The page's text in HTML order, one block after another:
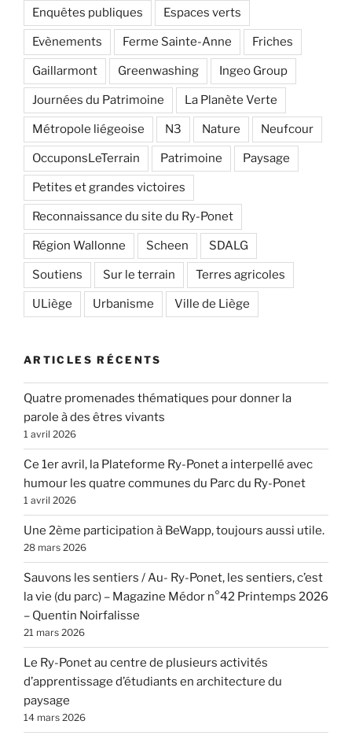
Enquêtes publiques Espaces verts
Evènements Ferme Sainte-Anne Friches
Gaillarmont Greenwashing Ingeo Group
Journées du Patrimoine La Planète Verte
Métropole liégeoise N3 Nature Neufcour
OccuponsLeTerrain Patrimoine Paysage
Petites et grandes victoires
Reconnaissance du site du Ry-Ponet
Région Wallonne Scheen SDALG
Soutiens Sur le terrain Terres agricoles
ULiège Urbanisme Ville de Liège
ARTICLES RÉCENTS
Quatre promenades thématiques pour donner la
parole à des êtres vivants
1 avril 2026
Ce 1er avril, la Plateforme Ry-Ponet a interpellé avec
humour les quatre communes du Parc du Ry-Ponet
1 avril 2026
Une 2ème participation à BeWapp, toujours aussi utile.
28 mars 2026
Sauvons les sentiers / Au- Ry-Ponet, les sentiers, c’est
la vie (du parc) – Magazine Médor n°42 Printemps 2026
– Quentin Noirfalisse
21 mars 2026
Le Ry-Ponet au centre de plusieurs activités
d’apprentissage d’étudiants en architecture du
paysage
14 mars 2026